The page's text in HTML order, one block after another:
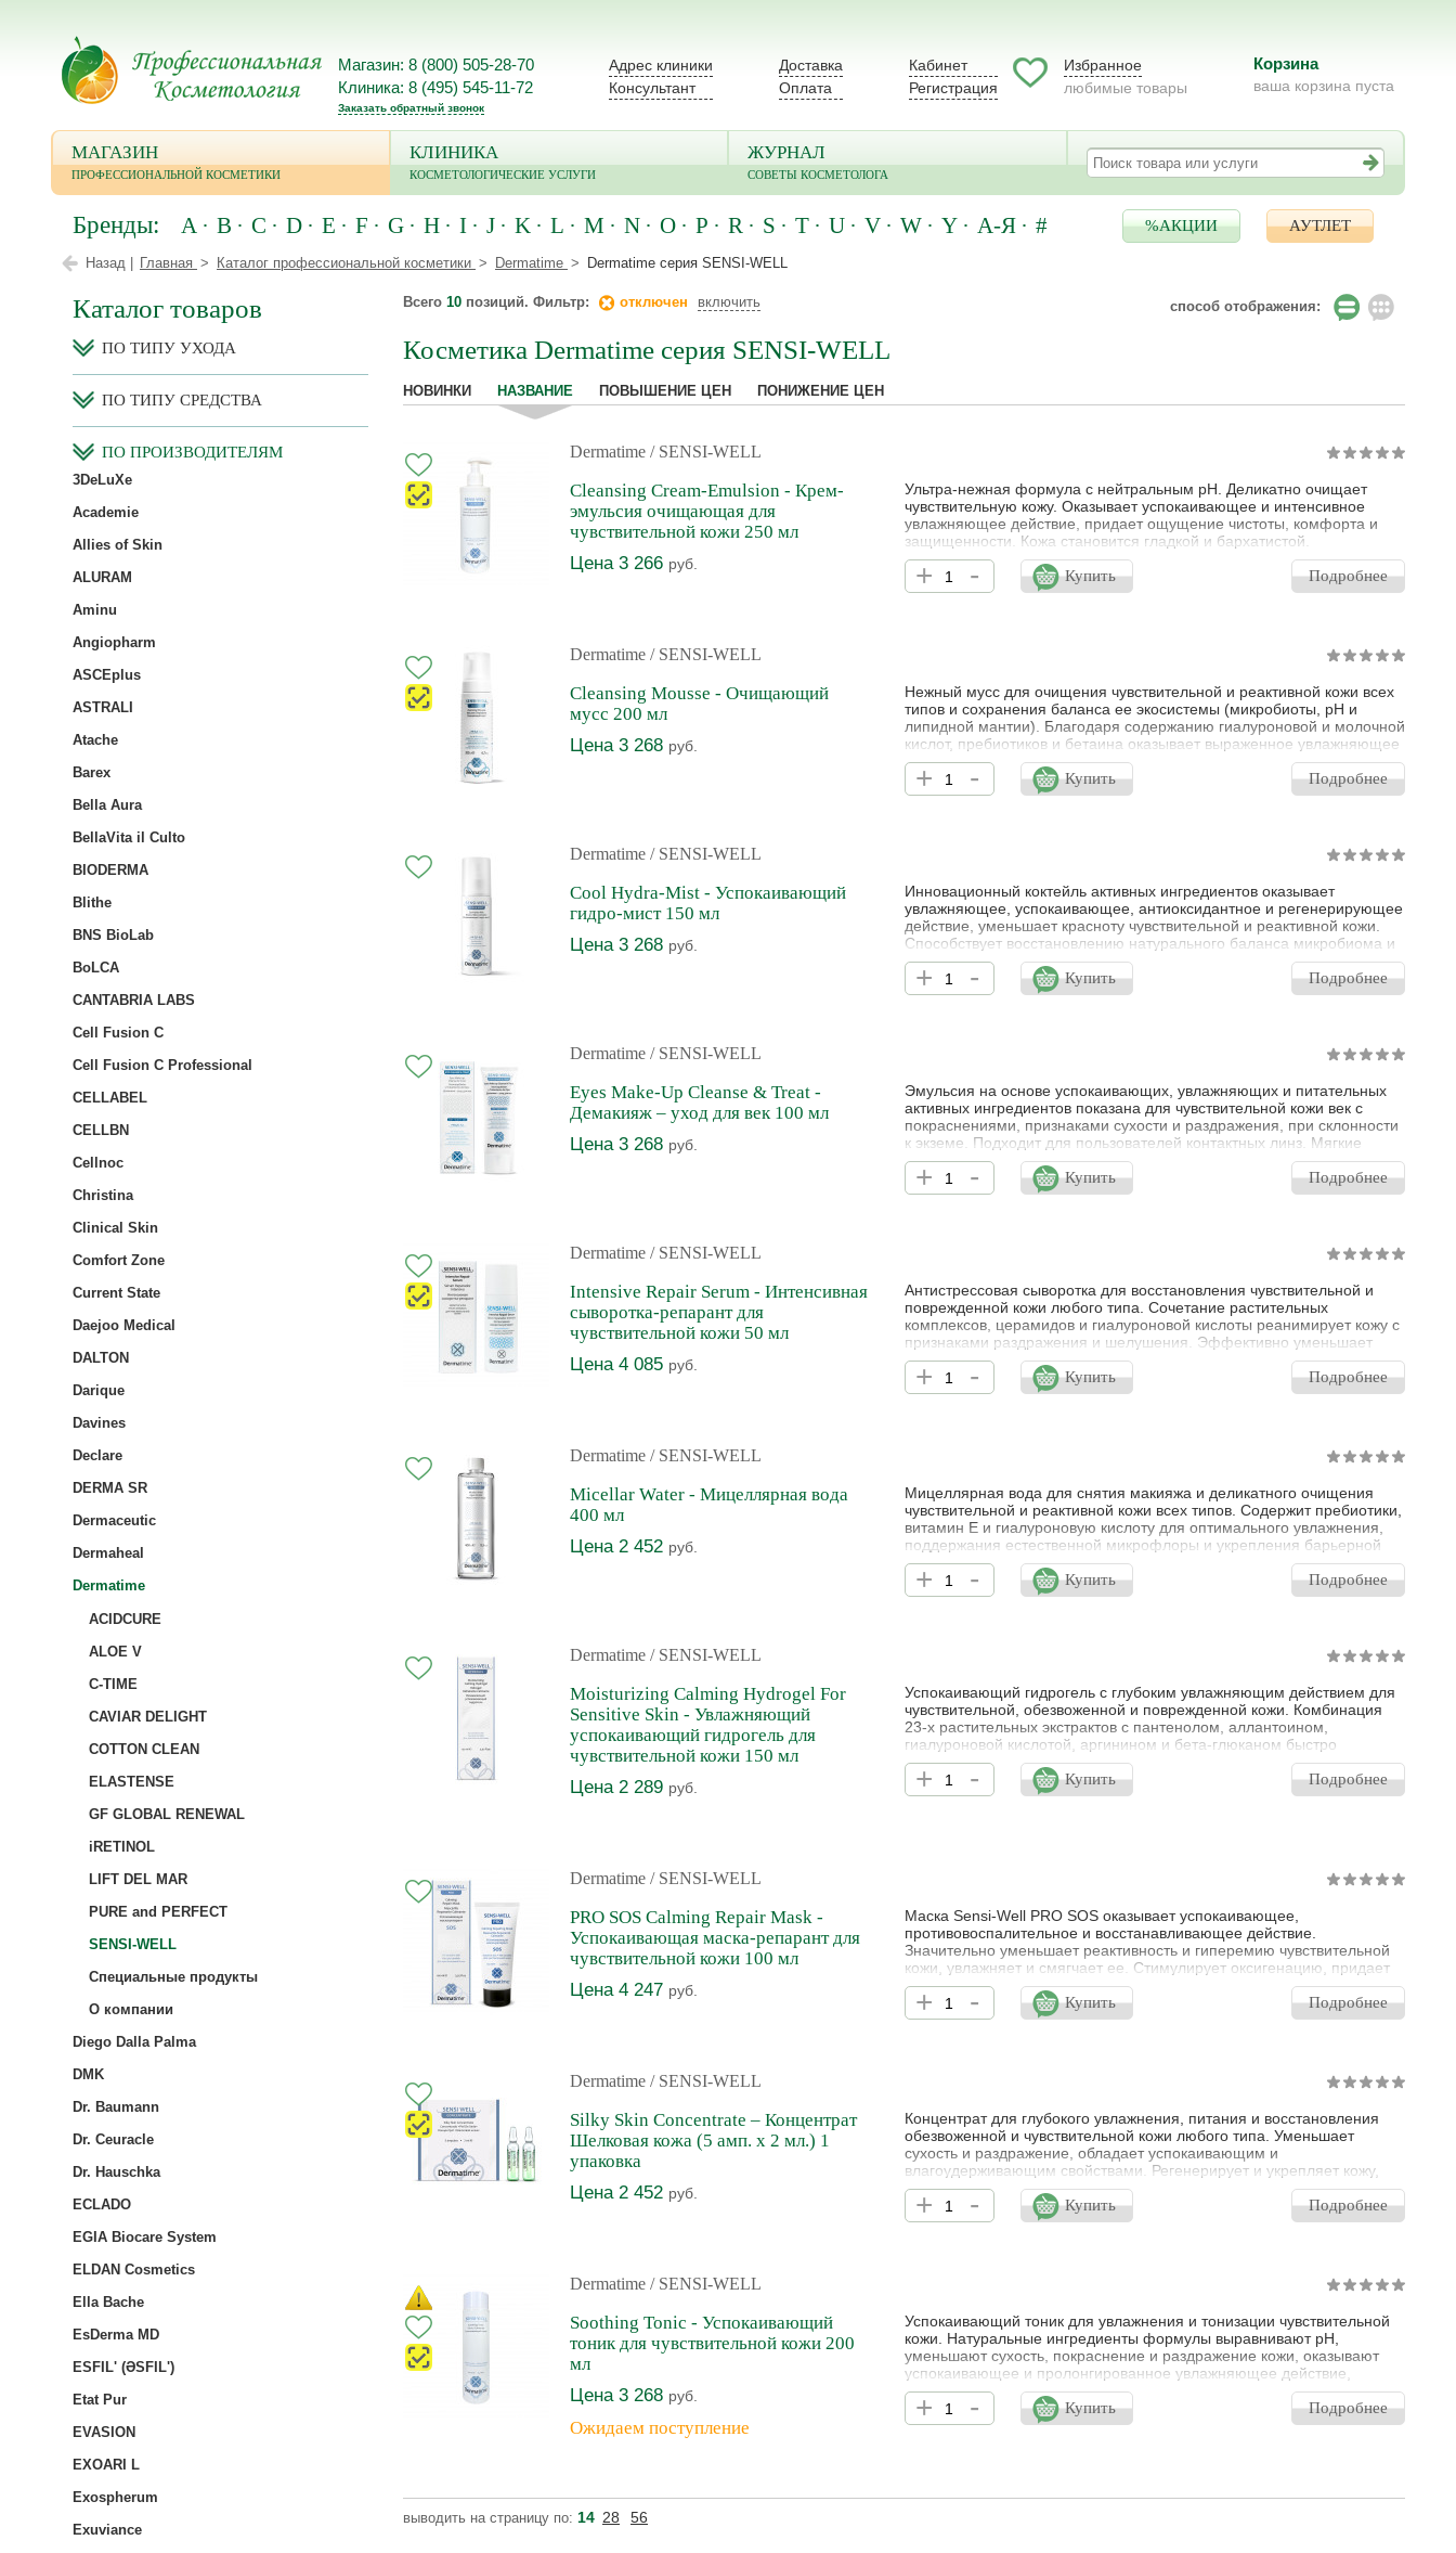
Магазин: 8 (800) 505-28-70
Клиника: 8 (495) 545-11-72
Заказать обратный звонок
Адрес клиники
Консультант
Доставка
Оплата
Кабинет
Регистрация
Избранное
любимые товары
Корзина
ваша корзина пуста
МАГАЗИН
ПРОФЕССИОНАЛЬНОЙ КОСМЕТИКИ
КЛИНИКА
КОСМЕТОЛОГИЧЕСКИЕ УСЛУГИ
ЖУРНАЛ
СОВЕТЫ КОСМЕТОЛОГА
Бренды: A B C D E F G H I J K L M N O P R S T U V W Y А-Я # %АКЦИИ АУТЛЕТ
Назад | Главная Каталог профессиональной косметики Dermatime Dermatime серия SENSI-WELL
Всего 10 позиций. Фильтр: отключен включить способ отображения:
Косметика Dermatime серия SENSI-WELL
НОВИНКИ НАЗВАНИЕ ПОВЫШЕНИЕ ЦЕН ПОНИЖЕНИЕ ЦЕН
Dermatime / SENSI-WELL
Cleansing Cream-Emulsion - Крем-
эмульсия очищающая для
чувствительной кожи 250 мл
Цена 3 266 руб.
Ультра-нежная формула с нейтральным рН. Деликатно очищает
чувствительную кожу. Оказывает успокаивающее и интенсивное
увлажняющее действие, придает ощущение чистоты, комфорта и
защищенности. Кожа становится гладкой и бархатистой.
+ - Купить Подробнее
Dermatime / SENSI-WELL
Cleansing Mousse - Очищающий
мусс 200 мл
Цена 3 268 руб.
Нежный мусс для очищения чувствительной и реактивной кожи всех
типов и сохранения баланса ее экосистемы (микробиоты, pH и
липидной мантии). Благодаря содержанию гиалуроновой и молочной
кислот, пребиотиков и бетаина оказывает выраженное увлажняющее
действие и способствует поддержанию защитных свойств кожи.
Растительные экстракты и пантенол эффективно успокаивают кожу,
препятствуя развитию воспалительного процесса. Не содержит
+ - Купить Подробнее
Dermatime / SENSI-WELL
Cool Hydra-Mist - Успокаивающий
гидро-мист 150 мл
Цена 3 268 руб.
Инновационный коктейль активных ингредиентов оказывает
увлажняющее, успокаивающее, антиоксидантное и регенерирующее
действие, уменьшает красноту чувствительной и реактивной кожи.
Способствует восстановлению натурального баланса микробиома и
кожного иммунитета. Идеальное средство ухода после агрессивных
медико-эстетических процедур.
+ - Купить Подробнее
Dermatime / SENSI-WELL
Eyes Make-Up Cleanse & Treat -
Демакияж – уход для век 100 мл
Цена 3 268 руб.
Эмульсия на основе успокаивающих, увлажняющих и питательных
активных ингредиентов показана для чувствительной кожи век с
покраснениями, признаками сухости и раздражения, при склонности
к экземе. Подходит для пользователей контактных линз. Мягкие
эмоленты натурального происхождения эффективно удаляют
загрязнения и макияж, в том числе водостойкий. Гиалуроновая
кислота удерживает влагу в коже, а масла ши, сладкого миндаля и
+ - Купить Подробнее
Dermatime / SENSI-WELL
Intensive Repair Serum - Интенсивная
сыворотка-репарант для
чувствительной кожи 50 мл
Цена 4 085 руб.
Антистрессовая сыворотка для восстановления чувствительной и
поврежденной кожи любого типа. Сочетание растительных
комплексов, церамидов и гиалуроновой кислоты реанимирует кожу с
признаками раздражения и шелушения. Эффективно уменьшает
гиперемию, болезненность, зуд, придает ощущение комфорта и
защищенности. Действие сыворотки основано на использовании
биомембранной технологии, направленной на восстановление
+ - Купить Подробнее
Dermatime / SENSI-WELL
Micellar Water - Мицеллярная вода
400 мл
Цена 2 452 руб.
Мицеллярная вода для снятия макияжа и деликатного очищения
чувствительной и реактивной кожи всех типов. Содержит пребиотики,
витамин Е и гиалуроновую кислоту для оптимального увлажнения,
поддержания естественной микрофлоры и укрепления барьерной
функции кожи. Обладает успокаивающим действием, придает
чувство комфорта. pH 6,8 – 7,5 Для всех типов кожи, включая
гиперчувствительную.
+ - Купить Подробнее
Dermatime / SENSI-WELL
Moisturizing Calming Hydrogel For
Sensitive Skin - Увлажняющий
успокаивающий гидрогель для
чувствительной кожи 150 мл
Цена 2 289 руб.
Успокаивающий гидрогель с глубоким увлажняющим действием для
чувствительной, обезвоженной и поврежденной кожи. Комбинация
23-х растительных экстрактов с пантенолом, аллантоином,
гиалуроновой кислотой, аргинином и бета-глюканом быстро
восстанавливает и регенерирует кожу после агрессивных
косметических процедур, негативного воздействия поллютантов,
солнечного излучения и других факторов окружающей среды.
+ - Купить Подробнее
Dermatime / SENSI-WELL
PRO SOS Calming Repair Mask -
Успокаивающая маска-репарант для
чувствительной кожи 100 мл
Цена 4 247 руб.
Маска Sensi-Well PRO SOS оказывает успокаивающее,
противовоспалительное и восстанавливающее действие.
Значительно уменьшает реактивность и гиперемию чувствительной
кожи, увлажняет и смягчает ее. Стимулирует оксигенацию, придает
коже свежий вид и ощущение максимального комфорта. Идеально
подходит для кожи с куперозом и розацеа.
+ - Купить Подробнее
Dermatime / SENSI-WELL
Silky Skin Concentrate – Концентрат
Шелковая кожа (5 амп. х 2 мл.) 1
упаковка
Цена 2 452 руб.
Концентрат для глубокого увлажнения, питания и восстановления
обезвоженной и чувствительной кожи любого типа. Уменьшает
сухость и раздражение, обладает успокаивающим и
влагоудерживающим свойствами. Регенерирует и укрепляет кожу,
оказывает антиоксидантное, противовоспалительное и
антистрессовое действие, защищает от негативного воздействия
факторов окружающей среды. Придает коже мягкость, гладкость и
+ - Купить Подробнее
Dermatime / SENSI-WELL
Soothing Tonic - Успокаивающий
тоник для чувствительной кожи 200
мл
Цена 3 268 руб.
Ожидаем поступление
Успокаивающий тоник для увлажнения и тонизации чувствительной
кожи. Натуральные ингредиенты формулы выравнивают рН,
уменьшают сухость, покраснение и раздражение кожи, оказывают
успокаивающее и пролонгированное увлажняющее действие,
придают ощущение чистоты, свежести и комфорта. Для
чувствительной кожи любого типа.
+ - Купить Подробнее
выводить на страницу по: 14 28 56
Каталог товаров
ПО ТИПУ УХОДА
ПО ТИПУ СРЕДСТВА
ПО ПРОИЗВОДИТЕЛЯМ
3DeLuXe
Academie
Allies of Skin
ALURAM
Aminu
Angiopharm
ASCEplus
ASTRALI
Atache
Barex
Bella Aura
BellaVita il Culto
BIODERMA
Blithe
BNS BioLab
BoLCA
CANTABRIA LABS
Cell Fusion C
Cell Fusion C Professional
CELLABEL
CELLBN
Cellnoc
Christina
Clinical Skin
Comfort Zone
Current State
Daejoo Medical
DALTON
Darique
Davines
Declare
DERMA SR
Dermaceutic
Dermaheal
Dermatime
ACIDCURE
ALOE V
C-TIME
CAVIAR DELIGHT
COTTON CLEAN
ELASTENSE
GF GLOBAL RENEWAL
iRETINOL
LIFT DEL MAR
PURE and PERFECT
SENSI-WELL
Специальные продукты
О компании
Diego Dalla Palma
DMK
Dr. Baumann
Dr. Ceuracle
Dr. Hauschka
ECLADO
EGIA Biocare System
ELDAN Cosmetics
Ella Bache
EsDerma MD
ESFIL' (ƏSFIL')
Etat Pur
EVASION
EXOARI L
Exospherum
Exuviance